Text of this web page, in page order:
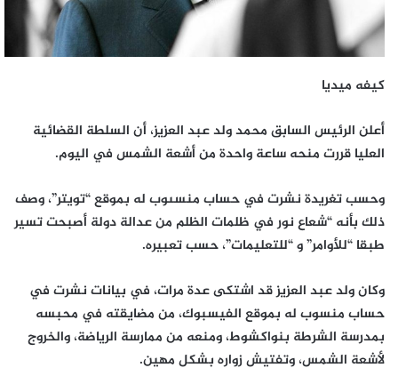
كيفه ميديا
أعلن الرئيس السابق محمد ولد عبد العزيز، أن السلطة القضائية
العليا قررت منحه ساعة واحدة من أشعة الشمس في اليوم.
وحسب تغريدة نشرت في حساب منسىوب له بموقع “تويتر”، وصف
ذلك بأنه “شعاع نور في ظلمات الظلم من عدالة دولة أصبحت تسير
طبقا “للأوامر” و “للتعليمات”، حسب تعبيره.
وكان ولد عبد العزيز قد اشتكى عدة مرات، في بيانات نشرت في
حساب منسوب له بموقع الفيسبوك، من مضايقته في محبسه
بمدرسة الشرطة بنواكشوط، ومنعه من ممارسة الرياضة، والخروج
لأشعة الشمس، وتفتيش زواره بشكل مهين.